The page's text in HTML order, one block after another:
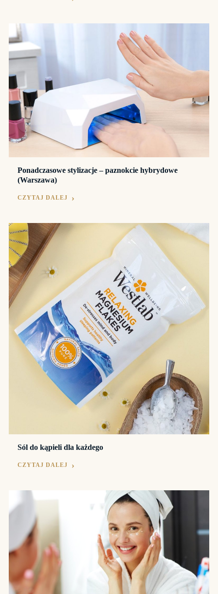
Ponadczasowe stylizacje – paznokcie hybrydowe
(Warszawa)
CZYTAJ DALEJ
Sól do kąpieli dla każdego
CZYTAJ DALEJ